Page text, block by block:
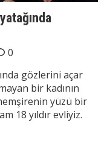
0
gözlerini açar
bir kadının
hemşirenin yüzü bir
18 yıldır evliyiz.